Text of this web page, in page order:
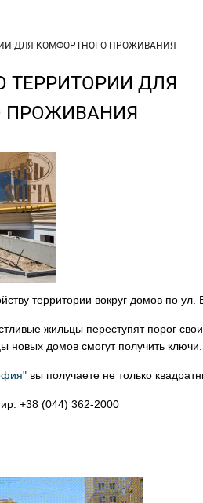
ДЛЯ КОМФОРТНОГО ПРОЖИВАНИЯ
ТЕРРИТОРИИ ДЛЯ
ПРОЖИВАНИЯ
территории вокруг домов по
жильцы переступят порог
новых домов смогут получить ключи.
вы получаете не только
+38 (044) 362-2000